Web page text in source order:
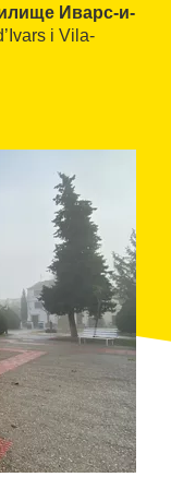
Иварс-и-
i Vila-
своим
минутах.